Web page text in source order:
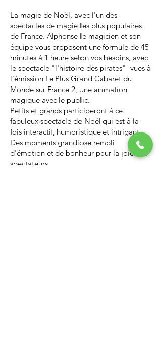
La magie de Noël, avec l'un des
spectacles de magie les plus populaires
de France. Alphonse le magicien et son
équipe vous proposent une formule de 45
minutes à 1 heure selon vos besoins, avec
le spectacle "l'histoire des pirates" vues à
l’émission Le Plus Grand Cabaret du
Monde sur France 2, une animation
magique avec le public.
Petits et grands participeront à ce
fabuleux spectacle de Noël qui est à la
fois interactif, humoristique et intrigant.
Des moments grandiose rempli
d'émotion et de bonheur pour la joie des
spectateurs.